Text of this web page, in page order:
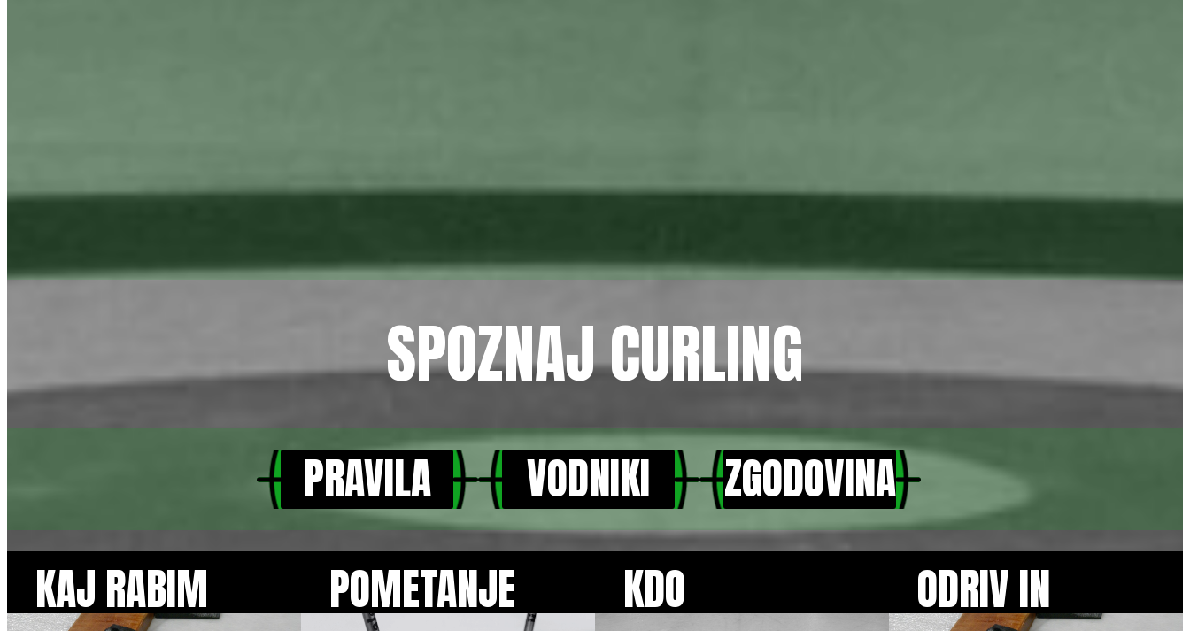
SPOZNAJ CURLING
PRAVILA VODNIKI
ZGODOVINA
KAJ RABIM
POMETANJE KDO ODRIV IN